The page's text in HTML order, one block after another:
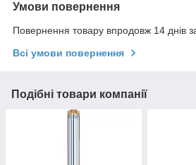
Умови повернення
Повернення товару впродовж 14 днів
Всі умови повернення
Подібні товари компанії